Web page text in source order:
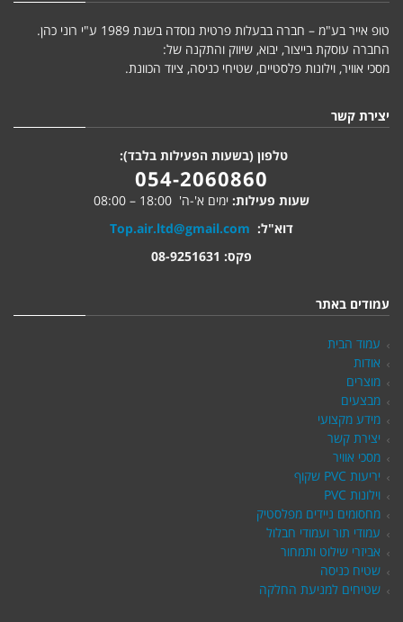
טופ אייר בע"מ – חברה בבעלות פרטית נוסדה בשנת 1989 ע"י רוני כהן.
החברה עוסקת בייצור, יבוא, שיווק והתקנה של:
מסכי אוויר, וילונות פלסטיים, שטיחי כניסה, ציוד הכוונת.
יצירת קשר
טלפון (בשעות הפעילות בלבד):
054-2060860
שעות פעילות: ימים א'-ה' 18:00 – 08:00
דוא"ל: Top.air.ltd@gmail.com
פקס: 08-9251631
עמודים באתר
עמוד הבית
אודות
מוצרים
מבצעים
מידע מקצועי
יצירת קשר
מסכי אוויר
יריעות PVC שקוף
וילונות PVC
מחסומים ניידים מפלסטיק
עמודי תור ועמודי חבלול
אביזרי שילוט ותמחור
שטיח כניסה
שטיחים למניעת החלקה